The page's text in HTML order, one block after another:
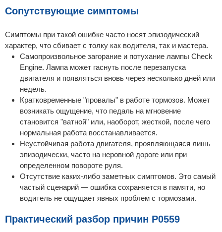
Сопутствующие симптомы
Симптомы при такой ошибке часто носят эпизодический
характер, что сбивает с толку как водителя, так и мастера.
Самопроизвольное загорание и потухание лампы Check
Engine. Лампа может гаснуть после перезапуска
двигателя и появляться вновь через несколько дней или
недель.
Кратковременные "провалы" в работе тормозов. Может
возникать ощущение, что педаль на мгновение
становится "ватной" или, наоборот, жесткой, после чего
нормальная работа восстанавливается.
Неустойчивая работа двигателя, проявляющаяся лишь
эпизодически, часто на неровной дороге или при
определенном повороте руля.
Отсутствие каких-либо заметных симптомов. Это самый
частый сценарий — ошибка сохраняется в памяти, но
водитель не ощущает явных проблем с тормозами.
Практический разбор причин P0559